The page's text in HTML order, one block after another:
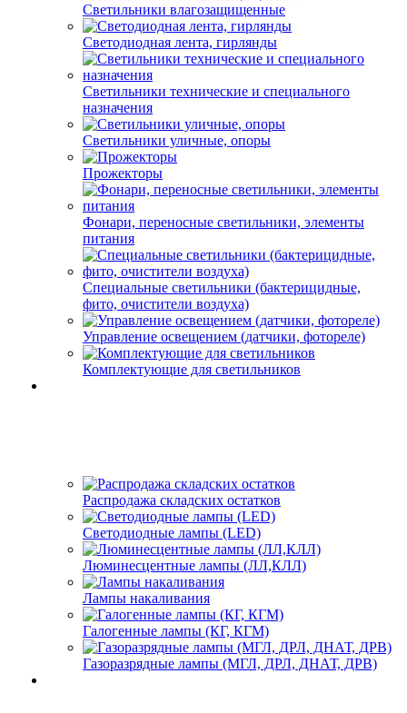
Светильники влагозащищенные
Светодиодная лента, гирлянды
Светильники технические и специального
назначения
Светильники уличные, опоры
Прожекторы
Фонари, переносные светильники, элементы
питания
Специальные светильники (бактерицидные,
фито, очистители воздуха)
Управление освещением (датчики, фотореле)
Комплектующие для светильников
Распродажа складских остатков
Светодиодные лампы (LED)
Люминесцентные лампы (ЛЛ,КЛЛ)
Лампы накаливания
Галогенные лампы (КГ, КГМ)
Газоразрядные лампы (МГЛ, ДРЛ, ДНАТ, ДРВ)